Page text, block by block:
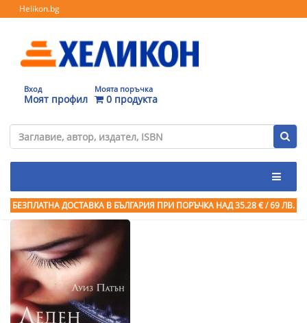
Helikon.bg
Вход
Моят профил
Моята поръчка
0 продукта
БЕЗПЛАТНА ДОСТАВКА В БЪЛГАРИЯ ПРИ ПОРЪЧКА НАД 35.28 € / 69 ЛВ.